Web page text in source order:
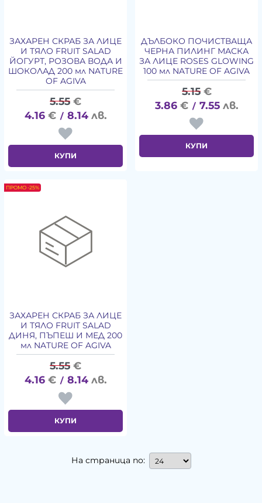
ЗАХАРЕН СКРАБ ЗА ЛИЦЕ
И ТЯЛО FRUIT SALAD
ЙОГУРТ, РОЗОВА ВОДА И
ШОКОЛАД 200 мл NATURE
OF AGIVA
5.55 €
4.16 € / 8.14 лв.
КУПИ
ДЪЛБОКО ПОЧИСТВАЩА
ЧЕРНА ПИЛИНГ МАСКА
ЗА ЛИЦЕ ROSES GLOWING
100 мл NATURE OF AGIVA
5.15 €
3.86 € / 7.55 лв.
КУПИ
ЗАХАРЕН СКРАБ ЗА ЛИЦЕ
И ТЯЛО FRUIT SALAD
ДИНЯ, ПЪПЕШ И МЕД 200
мл NATURE OF AGIVA
5.55 €
4.16 € / 8.14 лв.
КУПИ
ПРОМО -25%
На страница по: